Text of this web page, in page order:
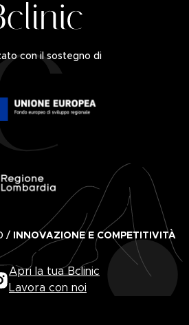
con il sostegno di
/ INNOVAZIONE E COMPETITIVITÀ
Apri la tua Bclinic
Lavora con noi